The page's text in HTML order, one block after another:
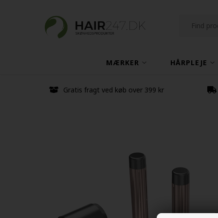
MÆRKER HÅRPLEJE
Gratis fragt ved køb over 399 kr